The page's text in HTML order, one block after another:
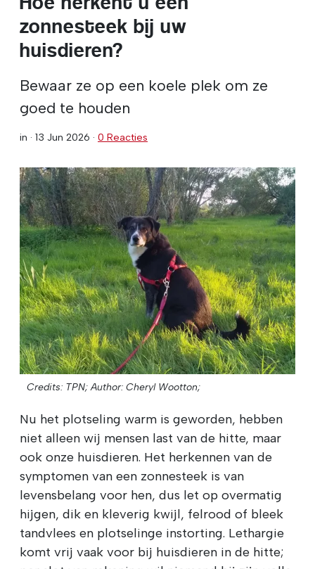
zonnesteek bij uw
huisdieren?
Bewaar ze op een koele plek om ze
goed te houden
in · 13 Jun 2026 · 0 Reacties
Credits: TPN; Author: Cheryl Wootton;
Nu het plotseling warm is geworden, hebben
niet alleen wij mensen last van de hitte, maar
ook onze huisdieren. Het herkennen van de
symptomen van een zonnesteek is van
levensbelang voor hen, dus let op overmatig
hijgen, dik en kleverig kwijl, felrood of bleek
tandvlees en plotselinge instorting. Lethargie
komt vrij vaak voor bij huisdieren in de hitte;